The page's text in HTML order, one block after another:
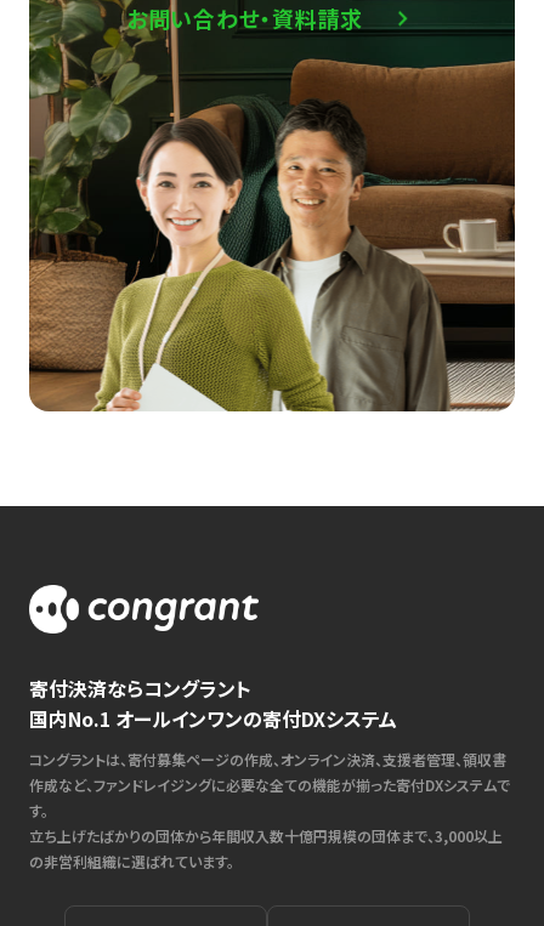
お問い合わせ・資料請求
寄付決済ならコングラント
国内No.1 オールインワンの寄付DXシステム
コングラントは、寄付募集ページの作成、オンライン決済、支援者管理、領収書
作成など、ファンドレイジングに必要な全ての機能が揃った寄付DXシステムで
す。
立ち上げたばかりの団体から年間収入数十億円規模の団体まで、3,000以上
の非営利組織に選ばれています。